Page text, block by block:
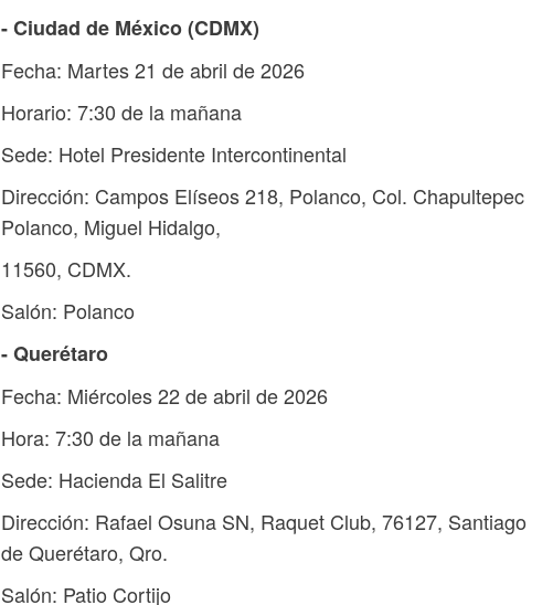
- Ciudad de México (CDMX)
Fecha: Martes 21 de abril de 2026
Horario: 7:30 de la mañana
Sede: Hotel Presidente Intercontinental
Dirección: Campos Elíseos 218, Polanco, Col. Chapultepec
Polanco, Miguel Hidalgo,
11560, CDMX.
Salón: Polanco
- Querétaro
Fecha: Miércoles 22 de abril de 2026
Hora: 7:30 de la mañana
Sede: Hacienda El Salitre
Dirección: Rafael Osuna SN, Raquet Club, 76127, Santiago
de Querétaro, Qro.
Salón: Patio Cortijo